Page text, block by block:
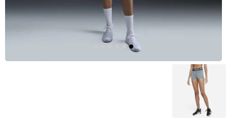
رمادي